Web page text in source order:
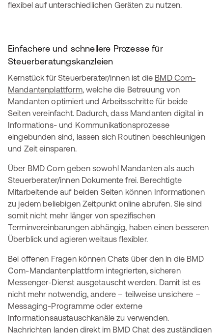
flexibel auf unterschiedlichen Geräten zu nutzen.
Einfachere und schnellere Prozesse für
Steuerberatungskanzleien
Kernstück für Steuerberater/innen ist die BMD Com-
Mandantenplattform, welche die Betreuung von
Mandanten optimiert und Arbeitsschritte für beide
Seiten vereinfacht. Dadurch, dass Mandanten digital in
Informations- und Kommunikationsprozesse
eingebunden sind, lassen sich Routinen beschleunigen
und Zeit einsparen.
Über BMD Com geben sowohl Mandanten als auch
Steuerberater/innen Dokumente frei. Berechtigte
Mitarbeitende auf beiden Seiten können Informationen
zu jedem beliebigen Zeitpunkt online abrufen. Sie sind
somit nicht mehr länger von spezifischen
Terminvereinbarungen abhängig, haben einen besseren
Überblick und agieren weitaus flexibler.
Bei offenen Fragen können Chats über den in die BMD
Com-Mandantenplattform integrierten, sicheren
Messenger-Dienst ausgetauscht werden. Damit ist es
nicht mehr notwendig, andere – teilweise unsichere –
Messaging-Programme oder externe
Informationsaustauschkanäle zu verwenden.
Nachrichten landen direkt im BMD Chat des zuständigen